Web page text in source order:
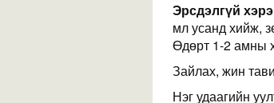
Эрсдэлгүй
мл усанд хийж,
Өдөрт 1-2 амны
Зайлах, жин
Нэг удаагийн